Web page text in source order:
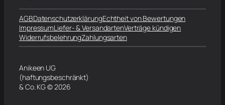
AGBDatenschutzerklärungEchtheit von Bewertungen
ImpressumLiefer- & VersandartenVerträge kündigen
WiderrufsbelehrungZahlungsarten
Anikeen UG
(haftungsbeschränkt)
& Co. KG © 2026